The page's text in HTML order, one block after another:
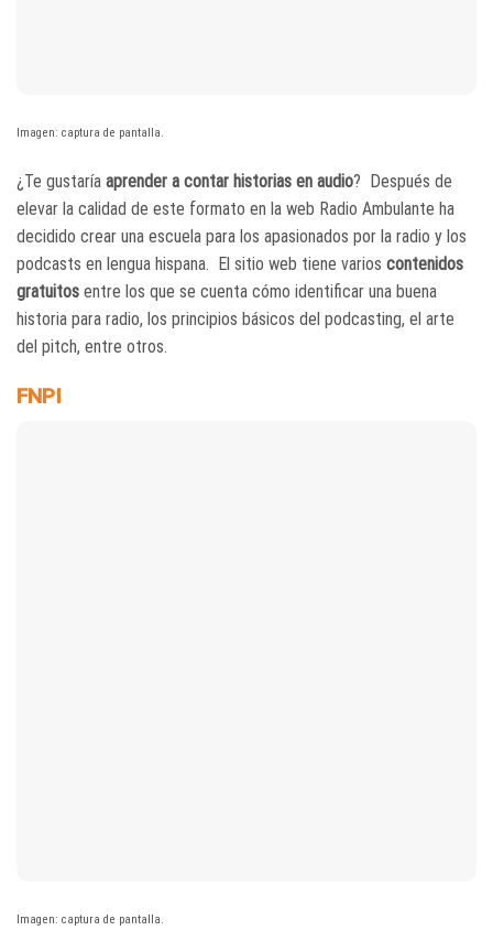
Imagen: captura de pantalla.
¿Te gustaría aprender a contar historias en audio? Después de
elevar la calidad de este formato en la web Radio Ambulante ha
decidido crear una escuela para los apasionados por la radio y los
podcasts en lengua hispana. El sitio web tiene varios contenidos
gratuitos entre los que se cuenta cómo identificar una buena
historia para radio, los principios básicos del podcasting, el arte
del pitch, entre otros.
FNPI
Imagen: captura de pantalla.